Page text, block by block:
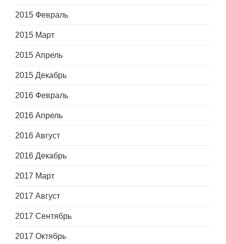
2015 Февраль
2015 Март
2015 Апрель
2015 Декабрь
2016 Февраль
2016 Апрель
2016 Август
2016 Декабрь
2017 Март
2017 Август
2017 Сентябрь
2017 Октябрь